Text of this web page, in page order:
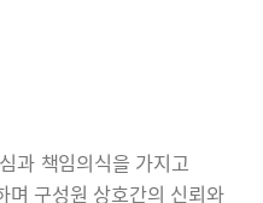
과 책임의식을 가지고
며 구성원 상호간의 신뢰와